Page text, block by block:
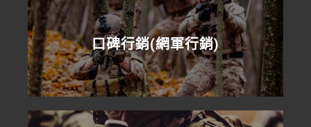
口碑行銷(網軍行銷)